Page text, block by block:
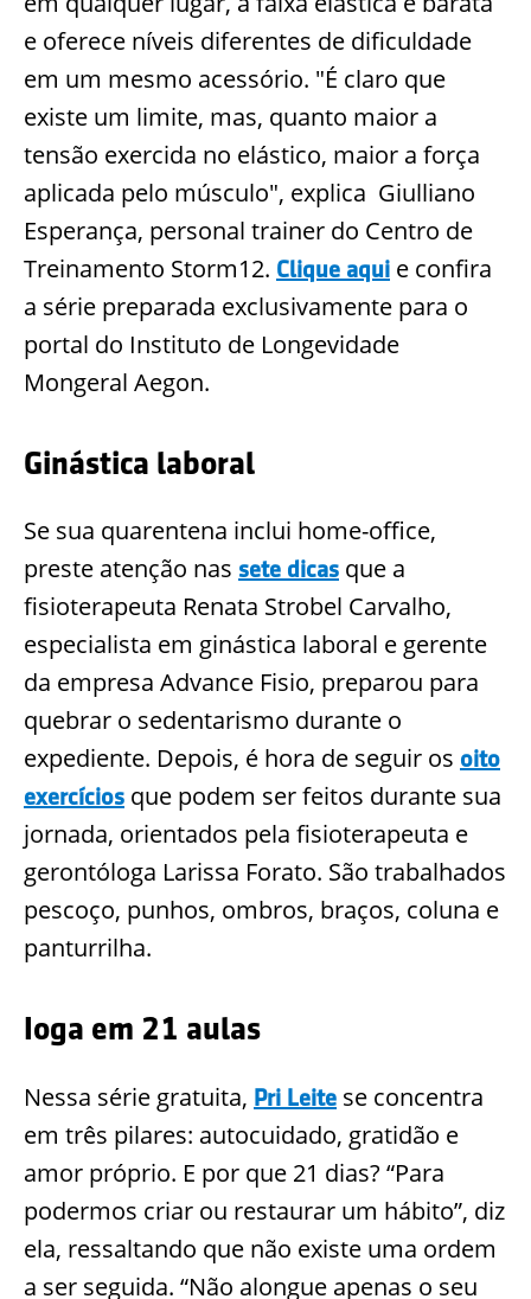
e oferece níveis diferentes de dificuldade
em um mesmo acessório. "É claro que
existe um limite, mas, quanto maior a
tensão exercida no elástico, maior a força
aplicada pelo músculo", explica Giulliano
Esperança, personal trainer do Centro de
Treinamento Storm12. Clique aqui e confira
a série preparada exclusivamente para o
portal do Instituto de Longevidade
Mongeral Aegon.
Ginástica laboral
Se sua quarentena inclui home-office,
preste atenção nas sete dicas que a
fisioterapeuta Renata Strobel Carvalho,
especialista em ginástica laboral e gerente
da empresa Advance Fisio, preparou para
quebrar o sedentarismo durante o
expediente. Depois, é hora de seguir os oito
exercícios que podem ser feitos durante sua
jornada, orientados pela fisioterapeuta e
gerontóloga Larissa Forato. São trabalhados
pescoço, punhos, ombros, braços, coluna e
panturrilha.
Ioga em 21 aulas
Nessa série gratuita, Pri Leite se concentra
em três pilares: autocuidado, gratidão e
amor próprio. E por que 21 dias? “Para
podermos criar ou restaurar um hábito”, diz
ela, ressaltando que não existe uma ordem
a ser seguida. “Não alongue apenas o seu